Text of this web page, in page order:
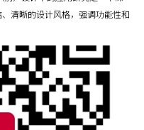
清晰的设计风格，强调功能性和